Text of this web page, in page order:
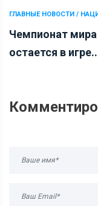
ГЛАВНЫЕ НОВОСТИ /
Чемпионат
остается в